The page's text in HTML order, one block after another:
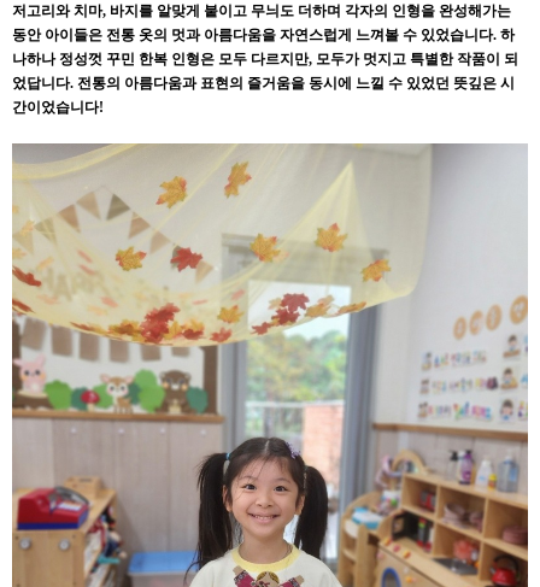
저고리와 치마, 바지를 알맞게 붙이고 무늬도 더하며 각자의 인형을 완성해가는
동안 아이들은 전통 옷의 멋과 아름다움을 자연스럽게 느껴볼 수 있었습니다. 하
나하나 정성껏 꾸민 한복 인형은 모두 다르지만, 모두가 멋지고 특별한 작품이 되
었답니다. 전통의 아름다움과 표현의 즐거움을 동시에 느낄 수 있었던 뜻깊은 시
간이었습니다!